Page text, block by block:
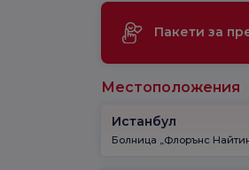
Пакети за
Местоположения
Истанбул
Болница „Флорънс